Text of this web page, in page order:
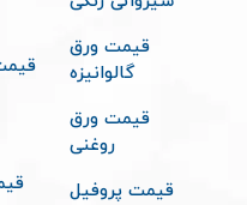
دسترسی سریع
شیروانی رنگی